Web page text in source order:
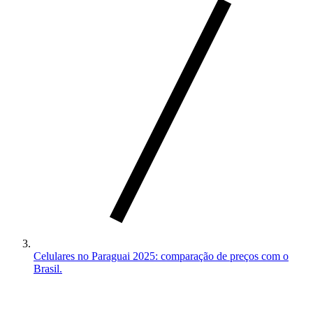
Celulares no Paraguai 2025: comparação de preços com o
Brasil.